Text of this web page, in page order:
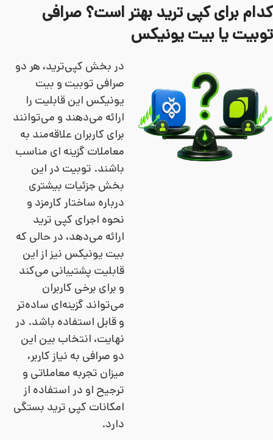
کدام برای کپی ترید بهتر است؟ صرافی
توبیت یا بیت یونیکس
در بخش کپی‌ترید، هر دو
صرافی توبیت و بیت
یونیکس این قابلیت را
ارائه می‌دهند و می‌توانند
برای کاربران علاقه‌مند به
معاملات گزینه ای مناسب
باشند. توبیت در این
بخش جزئیات بیشتری
درباره ساختار کارمزد و
نحوه اجرای کپی ترید
ارائه می‌دهد، در حالی که
بیت یونیکس نیز از این
قابلیت پشتیبانی می‌کند
و برای برخی کاربران
می‌تواند گزینه‌ای ساده‌تر
و قابل استفاده باشد. در
نهایت، انتخاب بین این
دو صرافی به نیاز کاربر،
میزان تجربه معاملاتی و
ترجیح او در استفاده از
امکانات کپی ترید بستگی
دارد.